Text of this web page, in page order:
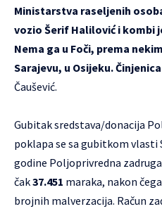
Ministarstva raseljenih
vozio Šerif Halilović i kombi
Nema ga u Foči, prema
Sarajevu, u Osijeku.
Čaušević.
Gubitak sredstava/donacija
poklapa se sa gubitkom vlasti
godine Poljoprivredna
čak37.451 maraka, nakon
brojnih malverzacija. Račun